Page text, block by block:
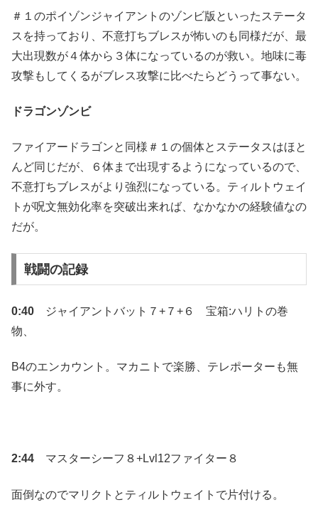
＃１のポイゾンジャイアントのゾンビ版といったステータ
スを持っており、不意打ちブレスが怖いのも同様だが、最
大出現数が４体から３体になっているのが救い。地味に毒
攻撃もしてくるがブレス攻撃に比べたらどうって事ない。
ドラゴンゾンビ
ファイアードラゴンと同様＃１の個体とステータスはほと
んど同じだが、６体まで出現するようになっているので、
不意打ちブレスがより強烈になっている。ティルトウェイ
トが呪文無効化率を突破出来れば、なかなかの経験値なの
だが。
戦闘の記録
0:40 ジャイアントバット７+７+６ 宝箱:ハリトの巻
物、
B4のエンカウント。マカニトで楽勝、テレポーターも無
事に外す。
2:44 マスターシーフ８+Lvl12ファイター８
面倒なのでマリクトとティルトウェイトで片付ける。